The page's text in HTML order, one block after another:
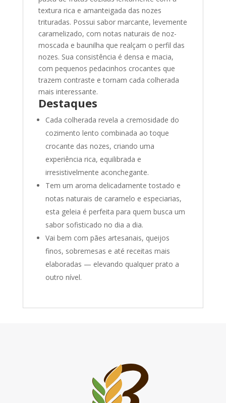
textura rica e amanteigada das nozes
trituradas. Possui sabor marcante, levemente
caramelizado, com notas naturais de noz-
moscada e baunilha que realçam o perfil das
nozes. Sua consistência é densa e macia,
com pequenos pedacinhos crocantes que
trazem contraste e tornam cada colherada
mais interessante.
Destaques
Cada colherada revela a cremosidade do
cozimento lento combinada ao toque
crocante das nozes, criando uma
experiência rica, equilibrada e
irresistivelmente aconchegante.
Tem um aroma delicadamente tostado e
notas naturais de caramelo e especiarias,
esta geleia é perfeita para quem busca um
sabor sofisticado no dia a dia.
Vai bem com pães artesanais, queijos
finos, sobremesas e até receitas mais
elaboradas — elevando qualquer prato a
outro nível.